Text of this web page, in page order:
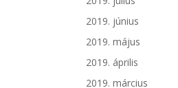
2019. június
2019. május
2019. április
2019. március